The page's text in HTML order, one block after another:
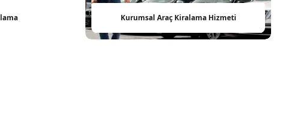
Kurumsal Araç Kiralama Hizmeti